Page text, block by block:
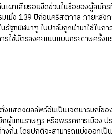
เสียรอยขีดข่วนในชื่อของผู้สมัคร
มเมื่อ 139 ปีก่อนคริสตกาล ภายหลั
ฐทมิฬนาฑู ใบปาล์มถูกนำมาใช้ในก
รใช้บัตรลงคะแนนแบบกระดาษครั้ง
สดงผลลัพธ์อันเป็นเจตนารมณ์ขอ
แทนราษฎร หรือพรรคการเมือง ป
งกัน โดยปกติจะสามารถแบ่งออกเ